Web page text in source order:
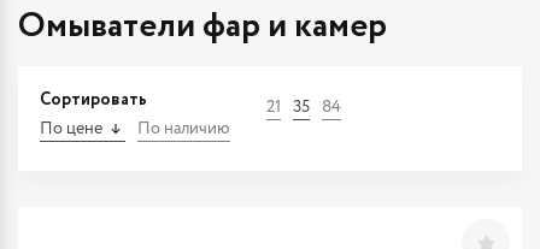
Омыватели фар и камер
Сортировать
По цене По наличию
21 35 84